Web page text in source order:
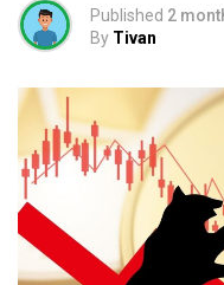
Published 2
By Tivan